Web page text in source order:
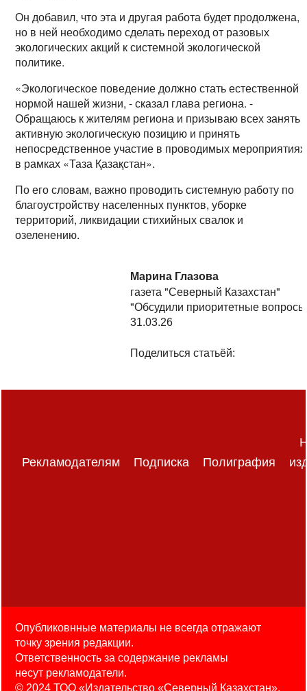
Он добавил, что эта и другая работа будет продолжена,
но в ней необходимо сделать переход от разовых
экологических акций к системной экологической
политике.
«Экологическое поведение должно стать естественной
нормой нашей жизни, - сказал глава региона. -
Обращаюсь к жителям региона и призываю всех занять
активную экологическую позицию и принять
непосредственное участие в проводимых мероприятиях
в рамках «Таза Қазақстан».
По его словам, важно проводить системную работу по
благоустройству населенных пунктов, уборке
территорий, ликвидации стихийных свалок и
озеленению.
Марина Глазова
газета "Северный Казахстан"
"Обсудили приоритетные
31.03.26
Поделиться статьёй:
Рекламодателям Подписка Полиграфия
Опубликовнные материалы не всегда отражают
точку зрения редакции.
Ответственность за содержание рекламы
несут рекламодатели.
© 2024 ТОО «Издательство «Северный Казахстан».